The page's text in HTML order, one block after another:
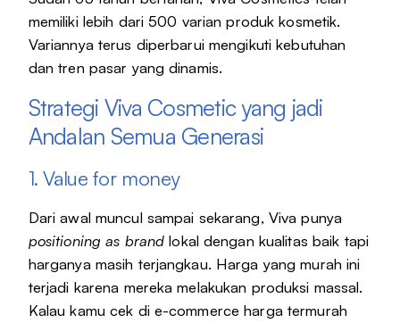
memiliki lebih dari 500 varian produk kosmetik.
Variannya terus diperbarui mengikuti kebutuhan
dan tren pasar yang dinamis.
Strategi Viva Cosmetic yang jadi
Andalan Semua Generasi
1. Value for money
Dari awal muncul sampai sekarang, Viva punya
positioning as brand lokal dengan kualitas baik tapi
harganya masih terjangkau. Harga yang murah ini
terjadi karena mereka melakukan produksi massal.
Kalau kamu cek di e-commerce harga termurah